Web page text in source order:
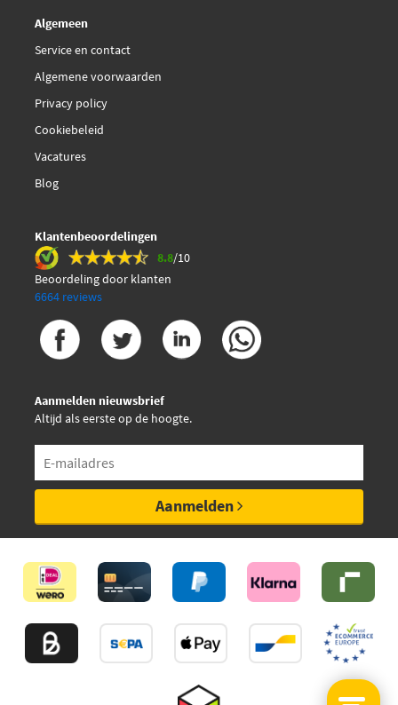
Algemeen
Service en contact
Algemene voorwaarden
Privacy policy
Cookiebeleid
Vacatures
Blog
Klantenbeoordelingen
8.8/10
Beoordeling door klanten
6664 reviews
Aanmelden nieuwsbrief
Altijd als eerste op de hoogte.
Aanmelden